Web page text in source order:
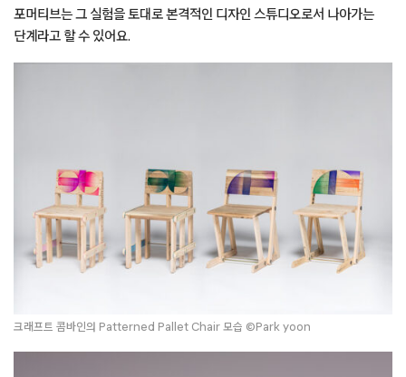
포머티브는 그 실험을 토대로 본격적인 디자인 스튜디오로서 나아가는
단계라고 할 수 있어요.
크래프트 콤바인의 Patterned Pallet Chair 모습 ©Park yoon